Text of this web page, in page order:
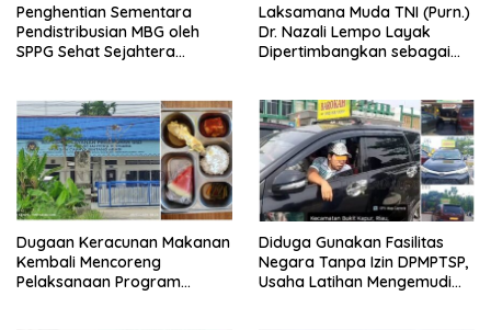
Penghentian Sementara
Pendistribusian MBG oleh
SPPG Sehat Sejahtera
Laksamana Muda TNI (Purn.)
Dr. Nazali Lempo Layak
Dipertimbangkan sebagai
Berkompromi terhadap
Penegakan Hukum
Dugaan Keracunan Makanan
Kembali Mencoreng
Pelaksanaan Program
Diduga Gunakan Fasilitas
Negara Tanpa Izin DPMPTSP,
Usaha Latihan Mengemudi